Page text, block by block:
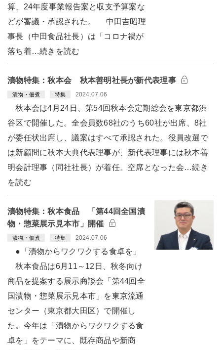
算、24年度事業報告案と収支予算案な
どが審議・承認された。 中田吉昭理
事長（中田食品社長）は「コロナ禍が
落ち着…続きを読む
漬物特集：秋本会 秋本善明社長が新代表理事
漬物・佃煮 特集 2024.07.06
秋本会は4月24日、第54回秋本会定期総会を東京都渋
谷区で開催した。全会員数68社のうち60社が出席、8社
が委任状出席し、議案はすべて承認された。役員改選で
は新顧問に秋本大典代表理事が、新代表理事には秋本善
明会計理事（同社社長）が着任。空席となった会…続き
を読む
漬物特集：秋本食品 「第44回全国漬
物・惣菜展示見本市」開催
漬物・佃煮 特集 2024.07.06
●「漬物からワクワクする食卓を」
秋本食品は6月11～12日、秋冬向け
商品を提案する展示商談会「第44回全
国漬物・惣菜展示見本市」を東京流通
センター（東京都大田区）で開催し
た。今年は「漬物からワクワクする食
卓を」をテーマに、既存商品や新商